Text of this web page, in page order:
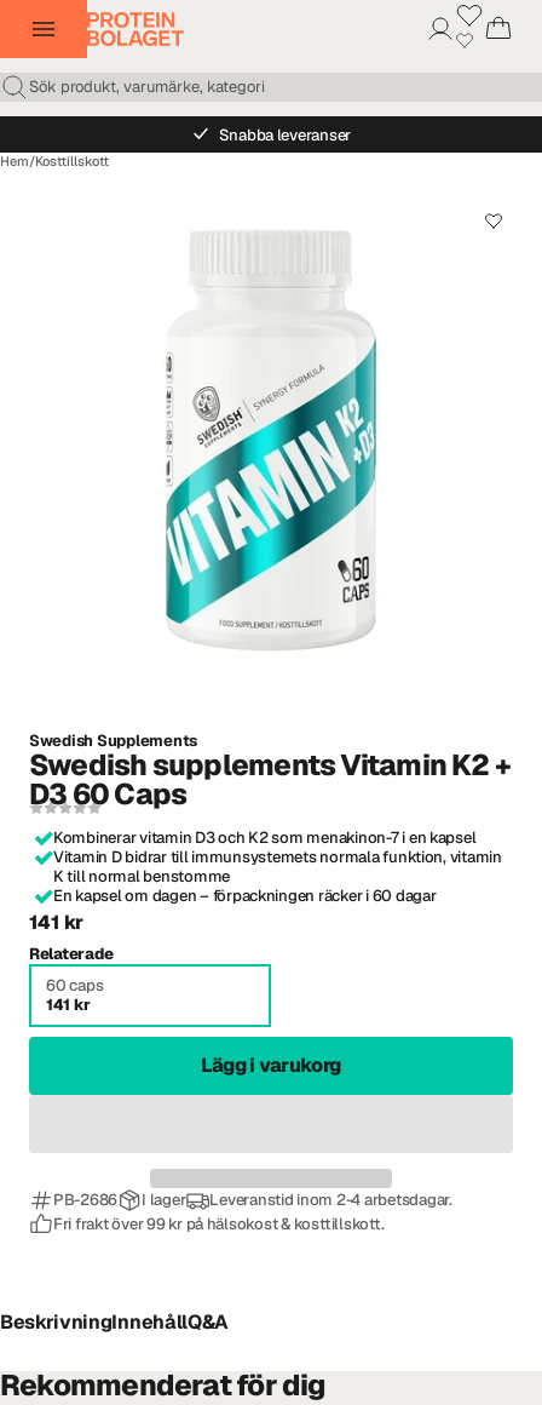
Snabba leveranser
Hem/Kosttillskott
Swedish Supplements
Swedish supplements Vitamin K2 +
D3 60 Caps
Kombinerar vitamin D3 och K2 som menakinon-7 i en kapsel
Vitamin D bidrar till immunsystemets normala funktion, vitamin
K till normal benstomme
En kapsel om dagen – förpackningen räcker i 60 dagar
141 kr
Relaterade
60 caps
141 kr
Lägg i varukorg
PB-2686 I lager
Leveranstid inom 2-4 arbetsdagar.
Fri frakt över 99 kr på hälsokost & kosttillskott.
BeskrivningInnehållQ&A
Rekommenderat för dig